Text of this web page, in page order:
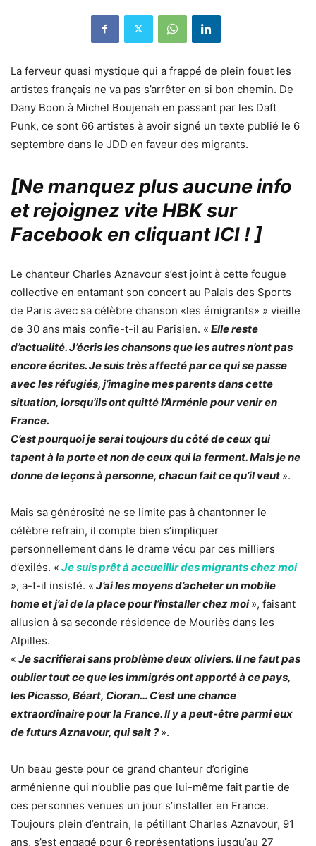
La ferveur quasi mystique qui a frappé de plein fouet les
artistes français ne va pas s’arrêter en si bon chemin. De
Dany Boon à Michel Boujenah en passant par les Daft
Punk, ce sont 66 artistes à avoir signé un texte publié le 6
septembre dans le JDD en faveur des migrants.
[Ne manquez plus aucune info
et rejoignez vite HBK sur
Facebook en cliquant ICI !]
Le chanteur Charles Aznavour s’est joint à cette fougue
collective en entamant son concert au Palais des Sports
de Paris avec sa célèbre chanson «les émigrants» » vieille
de 30 ans mais confie-t-il au Parisien. « Elle reste
d’actualité. J’écris les chansons que les autres n’ont pas
encore écrites. Je suis très affecté par ce qui se passe
avec les réfugiés, j’imagine mes parents dans cette
situation, lorsqu’ils ont quitté l’Arménie pour venir en
France.
C’est pourquoi je serai toujours du côté de ceux qui
tapent à la porte et non de ceux qui la ferment. Mais je ne
donne de leçons à personne, chacun fait ce qu’il veut ».
Mais sa générosité ne se limite pas à chantonner le
célèbre refrain, il compte bien s’impliquer
personnellement dans le drame vécu par ces milliers
d’exilés. « Je suis prêt à accueillir des migrants chez moi
», a-t-il insisté. « J’ai les moyens d’acheter un mobile
home et j’ai de la place pour l’installer chez moi », faisant
allusion à sa seconde résidence de Mouriès dans les
Alpilles.
« Je sacrifierai sans problème deux oliviers. Il ne faut pas
oublier tout ce que les immigrés ont apporté à ce pays,
les Picasso, Béart, Cioran… C’est une chance
extraordinaire pour la France. Il y a peut-être parmi eux
de futurs Aznavour, qui sait ? ».
Un beau geste pour ce grand chanteur d’origine
arménienne qui n’oublie pas que lui-même fait partie de
ces personnes venues un jour s’installer en France.
Toujours plein d’entrain, le pétillant Charles Aznavour, 91
ans, s’est engagé pour 6 représentations jusqu’au 27